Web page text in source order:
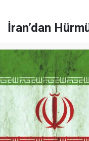
İran’dan